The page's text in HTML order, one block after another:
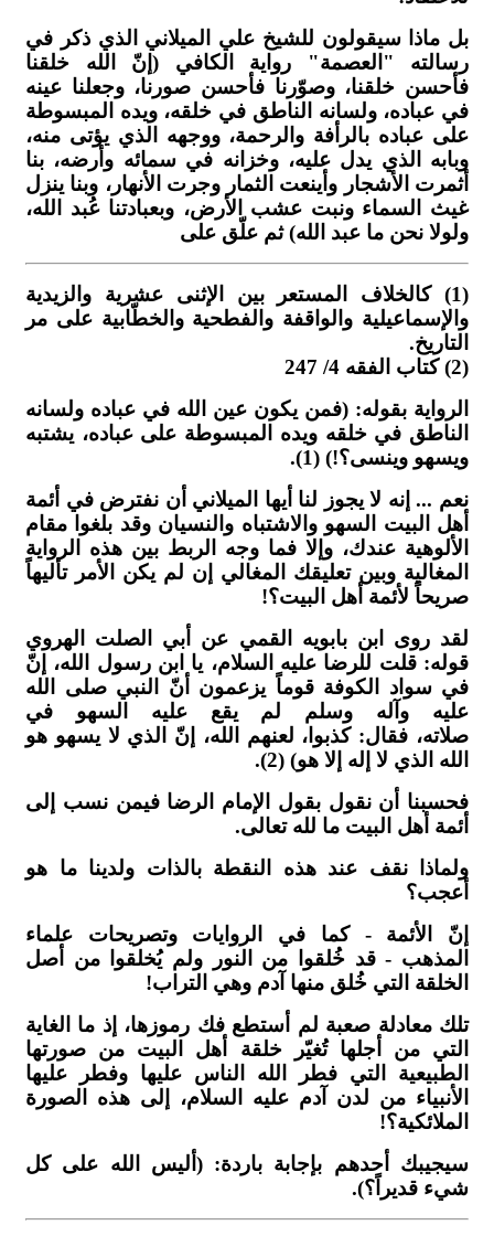
بل ماذا سيقولون للشيخ علي الميلاني الذي ذكر في
رسالته "العصمة" رواية الكافي (إنّ الله خلقنا
فأحسن خلقنا، وصوّرنا فأحسن صورنا، وجعلنا عينه
في عباده، ولسانه الناطق في خلقه، ويده المبسوطة
على عباده بالرأفة والرحمة، ووجهه الذي يؤتى منه،
وبابه الذي يدل عليه، وخزانه في سمائه وأرضه، بنا
أثمرت الأشجار وأينعت الثمار وجرت الأنهار، وبنا ينزل
غيث السماء ونبت عشب الأرض، وبعبادتنا عُبد الله،
ولولا نحن ما عبد الله) ثم علّق على
(1) كالخلاف المستعر بين الإثنى عشرية والزيدية
والإسماعيلية والواقفة والفطحية والخطّابية على مر
التاريخ.
(2) كتاب الفقه 4/ 247
الرواية بقوله: (فمن يكون عين الله في عباده ولسانه
الناطق في خلقه ويده المبسوطة على عباده، يشتبه
ويسهو وينسى؟!) (1).
نعم ... إنه لا يجوز لنا أيها الميلاني أن نفترض في أئمة
أهل البيت السهو والاشتباه والنسيان وقد بلغوا مقام
الألوهية عندك، وإلا فما وجه الربط بين هذه الرواية
المغالية وبين تعليقك المغالي إن لم يكن الأمر تأليهاً
صريحاً لأئمة أهل البيت؟!
لقد روى ابن بابويه القمي عن أبي الصلت الهروي
قوله: قلت للرضا عليه السلام، يا ابن رسول الله، إنّ
في سواد الكوفة قوماً يزعمون أنّ النبي صلى الله
عليه وآله وسلم لم يقع عليه السهو في
صلاته، فقال: كذبوا، لعنهم الله، إنّ الذي لا يسهو هو
الله الذي لا إله إلا هو) (2).
فحسبنا أن نقول بقول الإمام الرضا فيمن نسب إلى
أئمة أهل البيت ما لله تعالى.
ولماذا نقف عند هذه النقطة بالذات ولدينا ما هو
أعجب؟
إنّ الأئمة - كما في الروايات وتصريحات علماء
المذهب - قد خُلقوا من النور ولم يُخلقوا من أصل
الخلقة التي خُلق منها آدم وهي التراب!
تلك معادلة صعبة لم أستطع فك رموزها، إذ ما الغاية
التي من أجلها تُغيّر خلقة أهل البيت من صورتها
الطبيعية التي فطر الله الناس عليها وفطر عليها
الأنبياء من لدن آدم عليه السلام، إلى هذه الصورة
الملائكية؟!
سيجيبك أحدهم بإجابة باردة: (أليس الله على كل
شيء قديراً؟).